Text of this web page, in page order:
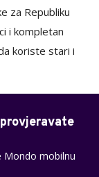
za Republiku
i kompletan
koriste stari i
Mondo mobilnu